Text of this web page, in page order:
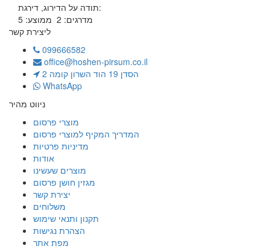
תודה על הדירוג, דירגת:
מדרגים: 2 ממוצע: 5
ליצירת קשר
099666582
office@hoshen-pirsum.co.il
הסדן 19 הוד השרון קומה 2
WhatsApp
ניווט מהיר
מוצרי פרסום
המדריך המקיף למוצרי פרסום
מדיניות פרטיות
אודות
מוצרים שעשינו
מגזין חושן פרסום
יצירת קשר
משלוחים
תקנון ותנאי שימוש
הצהרת נגישות
מפת אתר